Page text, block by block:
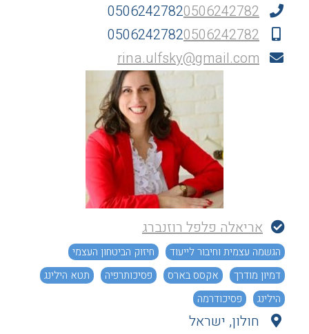
05062427820506242782
05062427820506242782
rina.ulfsky@gmail.com
אריאלה פלפל רוזנברג
הגשמה עצמית וחיבור לייעוד
חיזוק הביטחון העצמי
דמיון מודרך
אקסס בארס פסיכותרפיה
תטא הילינג
הילינג
פסיכודרמה
חולון, ישראל